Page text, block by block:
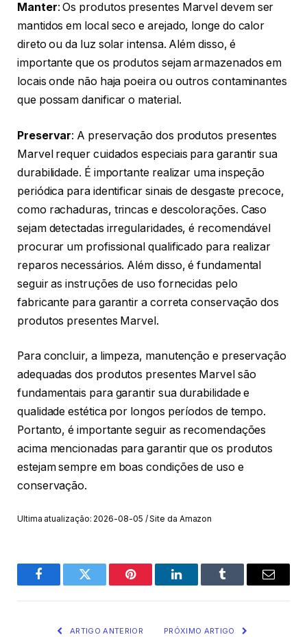
Manter: Os produtos presentes Marvel devem ser
mantidos em local seco e arejado, longe do calor
direto ou da luz solar intensa. Além disso, é
importante que os produtos sejam armazenados em
locais onde não haja poeira ou outros contaminantes
que possam danificar o material.
Preservar: A preservação dos produtos presentes
Marvel requer cuidados especiais para garantir sua
durabilidade. É importante realizar uma inspeção
periódica para identificar sinais de desgaste precoce,
como rachaduras, trincas e descolorações. Caso
sejam detectadas irregularidades, é recomendável
procurar um profissional qualificado para realizar
reparos necessários. Além disso, é fundamental
seguir as instruções de uso fornecidas pelo
fabricante para garantir a correta conservação dos
produtos presentes Marvel.
Para concluir, a limpeza, manutenção e preservação
adequadas dos produtos presentes Marvel são
fundamentais para garantir sua durabilidade e
qualidade estética por longos períodos de tempo.
Portanto, é importante seguir as recomendações
acima mencionadas para garantir que os produtos
estejam sempre em boas condições de uso e
conservação.
Ultima atualização: 2026-08-05 / Site da Amazon
FacebookTwitter Pinterest O
Tumblr
E-
ARTIGO ANTERIOR PRÓXIMO ARTIGO